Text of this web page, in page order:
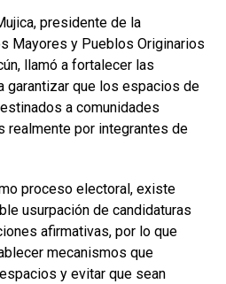
presidente de la
Mayores y Pueblos Originarios
llamó a fortalecer las
garantizar que los espacios de
a comunidades
realmente por integrantes de
proceso electoral, existe
usurpación de candidaturas
afirmativas, por lo que
mecanismos que
y evitar que sean